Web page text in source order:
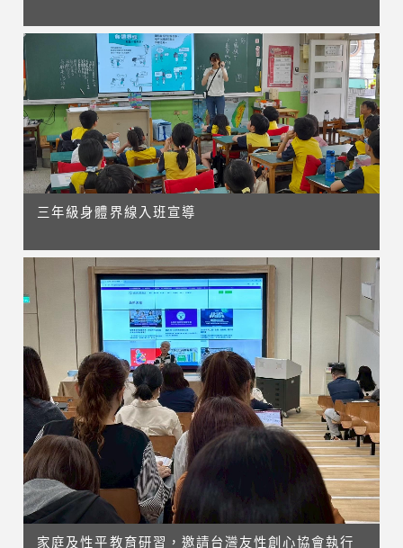
三年級身體界線入班宣導
家庭及性平教育研習，邀請台灣友性創心協會執行